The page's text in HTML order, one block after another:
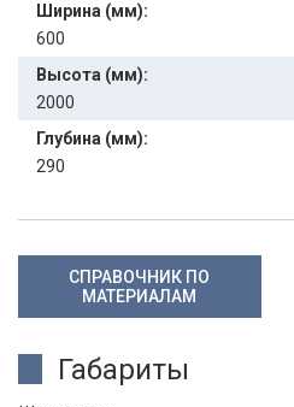
Ширина (мм):
600
Высота (мм):
2000
Глубина (мм):
290
СПРАВОЧНИК ПО
МАТЕРИАЛАМ
Габариты